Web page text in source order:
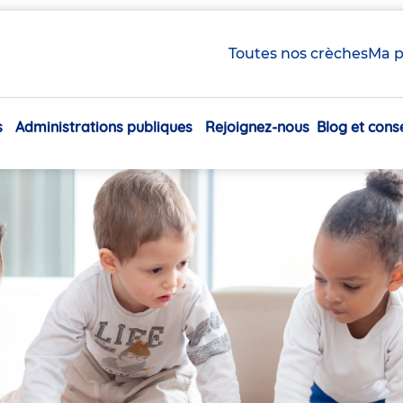
Toutes nos crèchesMa
Navigation
Administrations publiques Rejoignez-nous Blog et